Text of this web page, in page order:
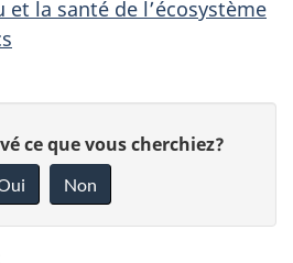
et la santé de l’écosystème
ce que vous cherchiez?
Non